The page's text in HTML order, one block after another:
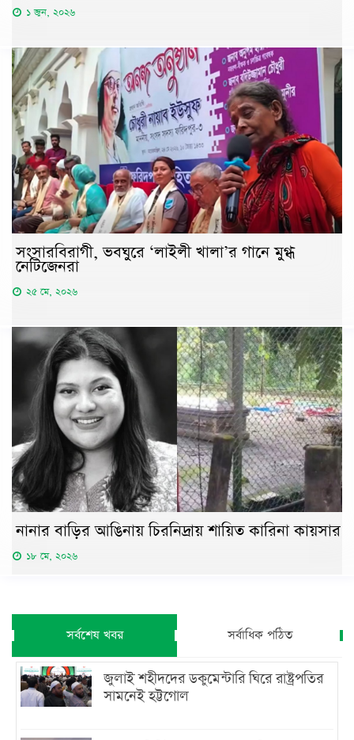
১ জুন, ২০২৬
সংসারবিরাগী, ভবঘুরে ‘লাইলী খালা’র গানে মুগ্ধ
নেটিজেনরা
২৫ মে, ২০২৬
নানার বাড়ির আঙিনায় চিরনিদ্রায় শায়িত কারিনা কায়সার
১৮ মে, ২০২৬
সর্বশেষ খবর সর্বাধিক পঠিত
জুলাই শহীদদের ডকুমেন্টারি ঘিরে রাষ্ট্রপতির
সামনেই হট্টগোল